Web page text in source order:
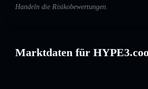
Handeln die Risikobewertungen.
Marktdaten für